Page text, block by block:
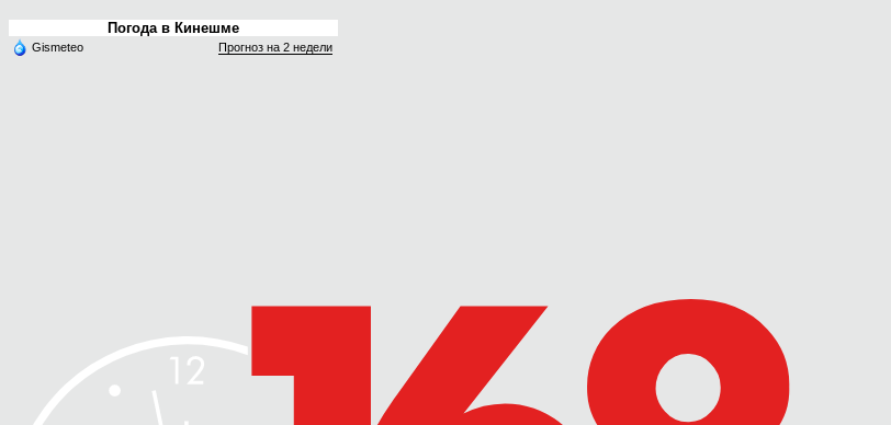
Погода в Кинешме
Gismeteo Прогноз на 2 недели